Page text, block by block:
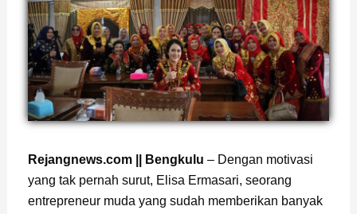
Rejangnews.com || Bengkulu – Dengan motivasi
yang tak pernah surut, Elisa Ermasari, seorang
entrepreneur muda yang sudah memberikan banyak
Page
, Page
, Page